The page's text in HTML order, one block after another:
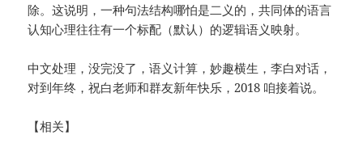
除。这说明，一种句法结构哪怕是二义的，共同体的语言
认知心理往往有一个标配（默认）的逻辑语义映射。
中文处理，没完没了，语义计算，妙趣横生，李白对话，
对到年终，祝白老师和群友新年快乐，2018 咱接着说。
【相关】